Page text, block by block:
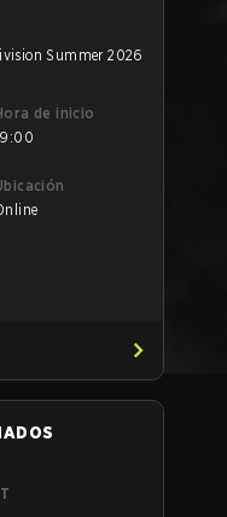
Summer 2026
de inicio